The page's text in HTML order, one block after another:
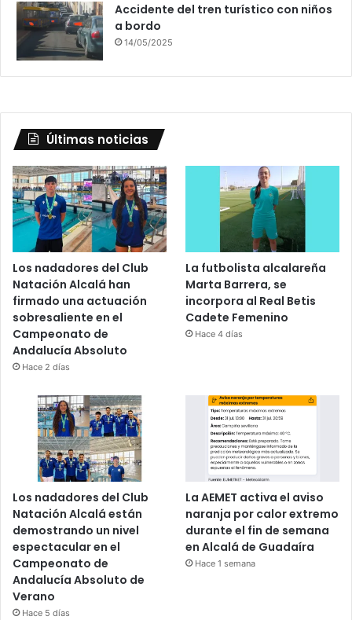
Accidente del tren turístico con niños
a bordo
14/05/2025
Últimas noticias
Los nadadores del Club
Natación Alcalá han
firmado una actuación
sobresaliente en el
Campeonato de
Andalucía Absoluto
Hace 2 días
La futbolista alcalareña
Marta Barrera, se
incorpora al Real Betis
Cadete Femenino
Hace 4 días
Los nadadores del Club
Natación Alcalá están
demostrando un nivel
espectacular en el
Campeonato de
Andalucía Absoluto de
Verano
Hace 5 días
La AEMET activa el aviso
naranja por calor extremo
durante el fin de semana
en Alcalá de Guadaíra
Hace 1 semana